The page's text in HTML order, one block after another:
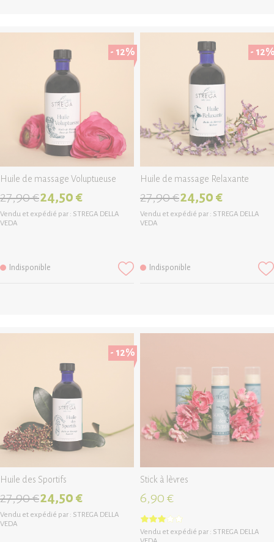
- 12%
Huile de massage Voluptueuse
27,90 €24,50 €
Vendu et expédié par : STREGA DELLA
VEDA
Indisponible
-
Huile de massage Relaxante
27,90 €24,50 €
Vendu et expédié par : STREGA DELLA
VEDA
Indisponible
- 12%
Huile des Sportifs
27,90 €24,50 €
Vendu et expédié par : STREGA DELLA
VEDA
Stick à lèvres
6,90 €
Vendu et expédié par : STREGA DELLA